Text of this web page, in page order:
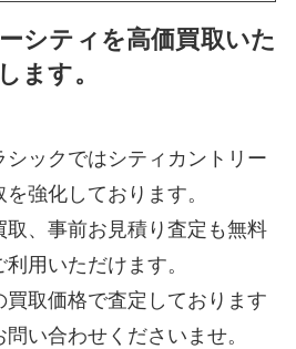
シティを高価買取いた
します。
シックではシティカントリー
強化しております。
取、事前お見積り査定も無料
用いただけます。
取価格で査定しております
い合わせくださいませ。